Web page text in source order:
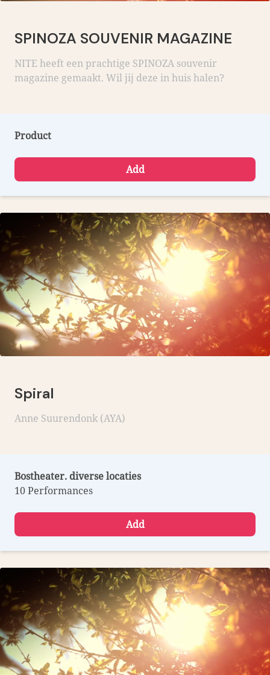
SPINOZA SOUVENIR MAGAZINE
NITE heeft een prachtige SPINOZA souvenir
magazine gemaakt. Wil jij deze in huis halen?
Product
Add
Spiral
Anne Suurendonk (AYA)
Bostheater. diverse locaties
10 Performances
Add